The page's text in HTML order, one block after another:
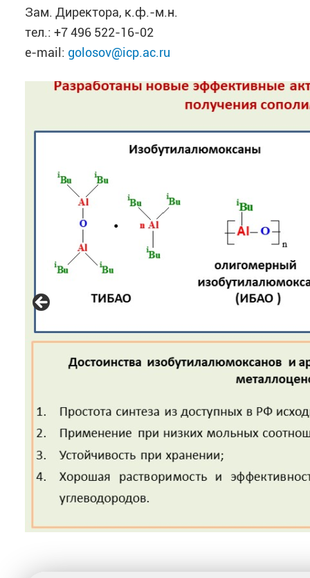
Зам. Директора, к.ф.-м.н.
тел.: +7 496 522-16-02
e-mail: golosov@icp.ac.ru